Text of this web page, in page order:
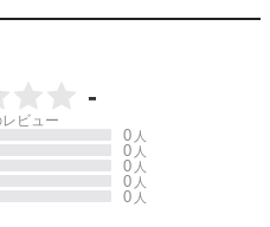
-
レビュー
0 人
0 人
0 人
0 人
0 人